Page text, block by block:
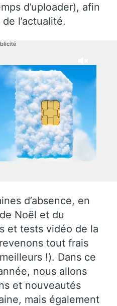
d’uploader), afin
l’actualité.
d’absence, en
Noël et du
et tests vidéo de la
tout frais
!). Dans ce
nous allons
et nouveautés
mais également